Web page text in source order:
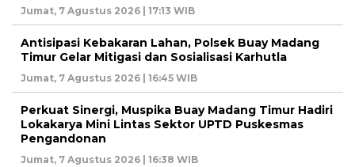
Jumat, 7 Agustus 2026 | 17:13 WIB
Antisipasi Kebakaran Lahan, Polsek Buay Madang
Timur Gelar Mitigasi dan Sosialisasi Karhutla
Jumat, 7 Agustus 2026 | 16:45 WIB
Perkuat Sinergi, Muspika Buay Madang Timur Hadiri
Lokakarya Mini Lintas Sektor UPTD Puskesmas
Pengandonan
Jumat, 7 Agustus 2026 | 16:38 WIB